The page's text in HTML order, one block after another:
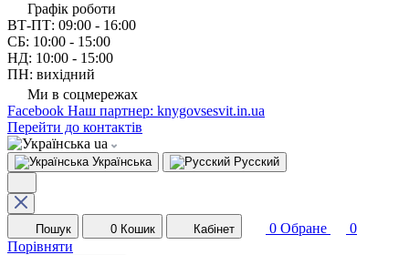
Графік роботи
ВТ-ПТ: 09:00 - 16:00
СБ: 10:00 - 15:00
НД: 10:00 - 15:00
ПН: вихідний
Ми в соцмережах
Facebook Наш партнер: knygovsesvit.in.ua
Перейти до контактів
ua
Українська Русский
Пошук 0 Кошик Кабінет 0 Обране
0
Порівняти